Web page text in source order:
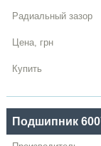
Подшипник